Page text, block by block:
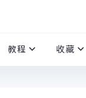
教程 收藏